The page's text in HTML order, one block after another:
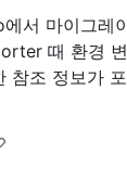
서 마이그레
때 환경
참조 정보가